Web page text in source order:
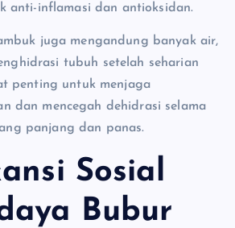
anti-inflamasi dan antioksidan.
juga mengandung banyak air,
tubuh setelah seharian
penting untuk menjaga
dan mencegah dehidrasi selama
panjang dan panas.
Sosial
Bubur